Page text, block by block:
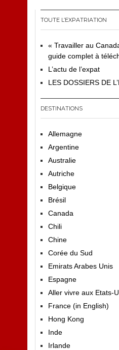
TOUTE L’EXPATRIATION
« Travailler au
guide complet à
L’actu de l’expat
LES DOSSIERS DE
DESTINATIONS
Allemagne
Argentine
Australie
Autriche
Belgique
Brésil
Canada
Chili
Chine
Corée du Sud
Emirats Arabes Unis
Espagne
Aller vivre aux Etats-
France (in English)
Hong Kong
Inde
Irlande